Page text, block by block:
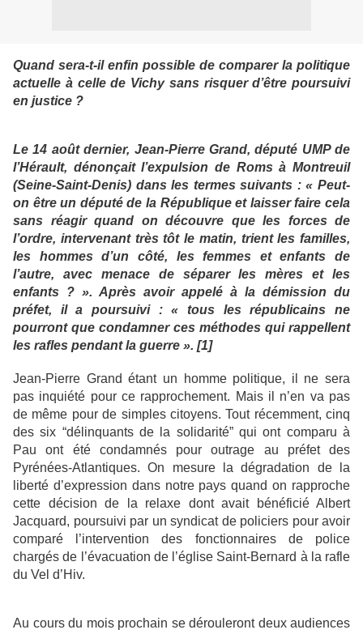
Quand sera-t-il enfin possible de comparer la politique
actuelle à celle de Vichy sans risquer d’être poursuivi
en justice ?
Le 14 août dernier, Jean-Pierre Grand, député UMP de
l’Hérault, dénonçait l’expulsion de Roms à Montreuil
(Seine-Saint-Denis) dans les termes suivants : « Peut-
on être un député de la République et laisser faire cela
sans réagir quand on découvre que les forces de
l’ordre, intervenant très tôt le matin, trient les familles,
les hommes d’un côté, les femmes et enfants de
l’autre, avec menace de séparer les mères et les
enfants ? ». Après avoir appelé à la démission du
préfet, il a poursuivi : « tous les républicains ne
pourront que condamner ces méthodes qui rappellent
les rafles pendant la guerre ». [1]
Jean-Pierre Grand étant un homme politique, il ne sera
pas inquiété pour ce rapprochement. Mais il n’en va pas
de même pour de simples citoyens. Tout récemment, cinq
des six “délinquants de la solidarité” qui ont comparu à
Pau ont été condamnés pour outrage au préfet des
Pyrénées-Atlantiques. On mesure la dégradation de la
liberté d’expression dans notre pays quand on rapproche
cette décision de la relaxe dont avait bénéficié Albert
Jacquard, poursuivi par un syndicat de policiers pour avoir
comparé l’intervention des fonctionnaires de police
chargés de l’évacuation de l’église Saint-Bernard à la rafle
du Vel d’Hiv.
Au cours du mois prochain se dérouleront deux audiences